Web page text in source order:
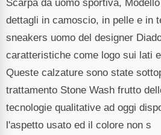
dettagli in camoscio, in pelle e in
sneakers uomo del designer
caratteristiche come logo sui lati
Queste calzature sono state
trattamento Stone Wash frutto
tecnologie qualitative ad oggi
l'aspetto usato ed il colore non s